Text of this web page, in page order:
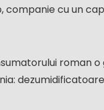
companie cu un
roman